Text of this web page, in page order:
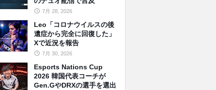
7月 28, 2026
Leo「コロナウイルスの後
遺症から完全に回復した」
Xで近況を報告
7月 30, 2026
Esports Nations Cup
2026 韓国代表コーチが
Gen.GやDRXの選手を選出